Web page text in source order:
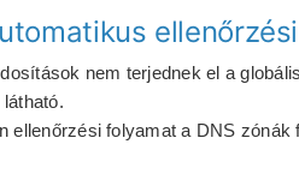
nem terjednek el a
ellenőrzési folyamat a DNS zónák